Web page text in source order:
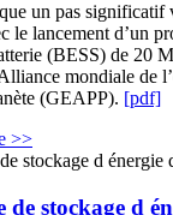
un pas significatif
le lancement d’un
(BESS) de 20
mondiale de
(GEAPP). [pdf]
>>
de stockage d